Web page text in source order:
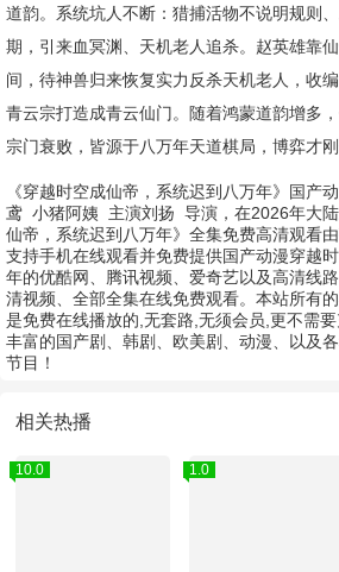
道韵。系统坑人不断：猎捕活物不说明规则
期，引来血冥渊、天机老人追杀。赵英雄靠
间，待神兽归来恢复实力反杀天机老人，收
青云宗打造成青云仙门。随着鸿蒙道韵增多
宗门衰败，皆源于八万年天道棋局，博弈才刚
《穿越时空成仙帝，系统迟到八万年》国产
鸢 小猪阿姨 主演刘扬 导演，在2026年大
仙帝，系统迟到八万年》全集免费高清观看
支持手机在线观看并免费提供国产动漫穿越
年的优酷网、腾讯视频、爱奇艺以及高清线
清视频、全部全集在线免费观看。本站所有
是免费在线播放的,无套路,无须会员,更不需
丰富的国产剧、韩剧、欧美剧、动漫、以及
节目！
相关热播
10.0 1.0